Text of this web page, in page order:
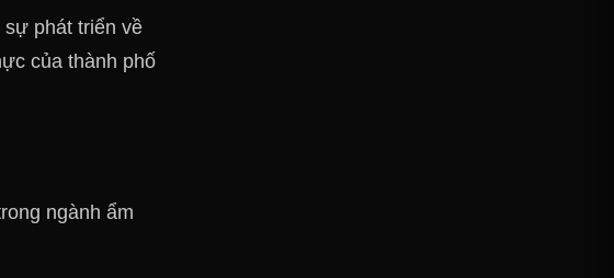
phát triển về
của thành phố
ngành ẩm